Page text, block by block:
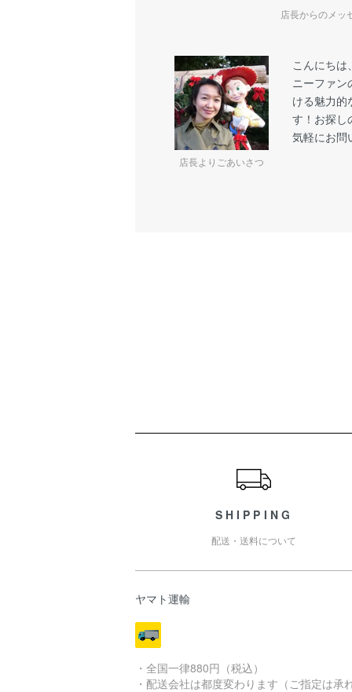
店長からのメッ
店長よりごあいさつ
こんにちは
ニーファン
ける魅力的
す！お探し
気軽にお問
SHIPPING
配送・送料について
ヤマト運輸
・全国一律880円（税込）
・配送会社は都度変わります（ご指定は承